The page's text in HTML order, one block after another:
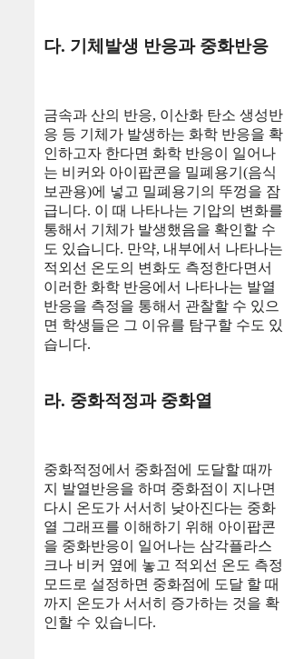
다. 기체발생 반응과 중화반응
금속과 산의 반응, 이산화 탄소 생성반
응 등 기체가 발생하는 화학 반응을 확
인하고자 한다면 화학 반응이 일어나
는 비커와 아이팝콘을 밀폐용기(음식
보관용)에 넣고 밀폐용기의 뚜껑을 잠
급니다. 이 때 나타나는 기압의 변화를
통해서 기체가 발생했음을 확인할 수
도 있습니다. 만약, 내부에서 나타나는
적외선 온도의 변화도 측정한다면서
이러한 화학 반응에서 나타나는 발열
반응을 측정을 통해서 관찰할 수 있으
면 학생들은 그 이유를 탐구할 수도 있
습니다.
라. 중화적정과 중화열
중화적정에서 중화점에 도달할 때까
지 발열반응을 하며 중화점이 지나면
다시 온도가 서서히 낮아진다는 중화
열 그래프를 이해하기 위해 아이팝콘
을 중화반응이 일어나는 삼각플라스
크나 비커 옆에 놓고 적외선 온도 측정
모드로 설정하면 중화점에 도달 할 때
까지 온도가 서서히 증가하는 것을 확
인할 수 있습니다.